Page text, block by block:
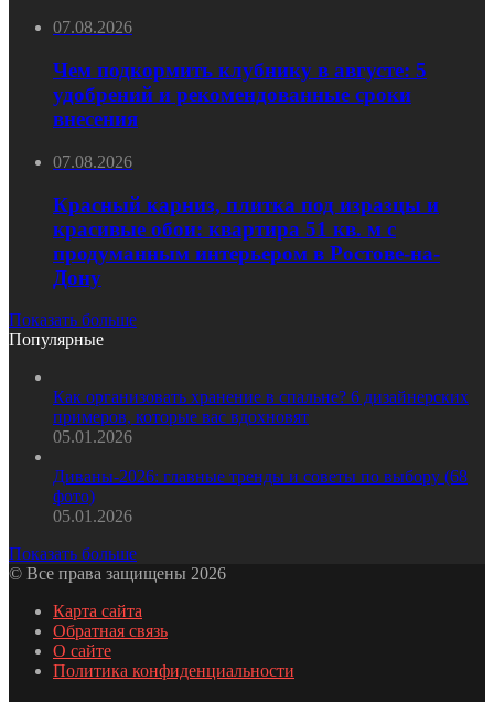
07.08.2026
Чем подкормить клубнику в августе: 5
удобрений и рекомендованные сроки
внесения
07.08.2026
Красный карниз, плитка под изразцы и
красивые обои: квартира 51 кв. м с
продуманным интерьером в Ростове-на-
Дону
Показать больше
Популярные
Как организовать хранение в спальне? 6 дизайнерских
примеров, которые вас вдохновят
05.01.2026
Диваны-2026: главные тренды и советы по выбору (68
фото)
05.01.2026
Показать больше
© Все права защищены 2026
Карта сайта
Обратная связь
О сайте
Политика конфиденциальности